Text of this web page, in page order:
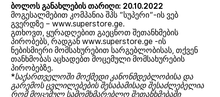
ბოლოს განახლების თარიღი: 20.10.2022
მოგესალმებით კომპანია შპს “სუპერი“-ის ვებ
გვერდზე – www.superstore.ge.
გთხოვთ, ყურადღებით გაეცნოთ შეთანხმების
პირობებს, რადგანwww.superstore.ge -ის
ნებისმიერი მომსახურებით სარგებლობისას, თქვენ
თანხმობას აცხადებთ მოცემული მომსახურების
პირობებზე.
*საქართველოში მოქმედი კანონმდებლობისა და
გარემოს ცვლილებების შესაბამისად შესაძლებელია
რომ მოცემულ სამომხმარებლო შეთანხმებაში